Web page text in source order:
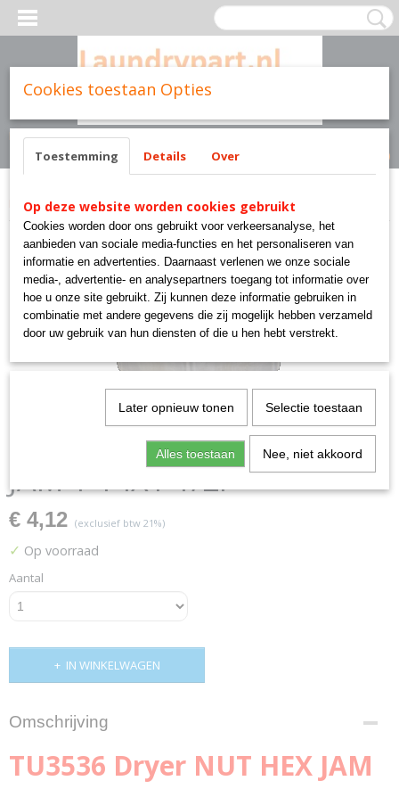
Inloggen Registreren
(0)
Home >Parts brands>TU3536 Dryer NUT HEX JAM 1-14X1-1/2F
TU3536 Dryer NUT HEX
JAM 1-14X1-1/2F
€ 4,12 (exclusief btw 21%)
✓ Op voorraad
Aantal
IN WINKELWAGEN
Omschrijving
TU3536 Dryer NUT HEX JAM
Cookies toestaan Opties
Toestemming Details Over
Op deze website worden cookies gebruikt
Cookies worden door ons gebruikt voor verkeersanalyse, het
aanbieden van sociale media-functies en het personaliseren van
informatie en advertenties. Daarnaast verlenen we onze sociale
media-, advertentie- en analysepartners toegang tot informatie over
hoe u onze site gebruikt. Zij kunnen deze informatie gebruiken in
combinatie met andere gegevens die zij mogelijk hebben verzameld
door uw gebruik van hun diensten of die u hen hebt verstrekt.
Later opnieuw tonen Selectie toestaan
Alles toestaan Nee, niet akkoord